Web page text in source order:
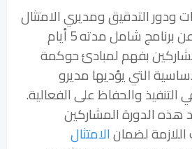
ودور التدقيق ومديري الامتثال
عبارة عن برنامج شامل مدته 5 أيام
بفهم لمبادئ حوكمة
التي يؤديها مديرو
التنفيذ والحفاظ على الفعالية.
هذه الدورة المشاركين
اللازمة لضمانالامتثال